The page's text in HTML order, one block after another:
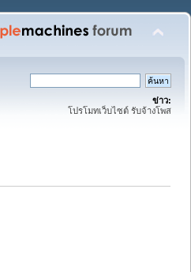
ข่าว:
โปรโมทเว็บไซต์ รับจ้างโพส